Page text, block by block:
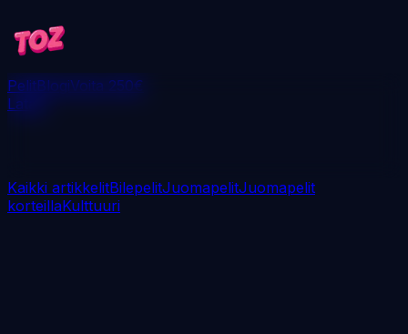
PelitBlogiVoita 250€
Lataa
Kaikki artikkelitBilepelitJuomapelitJuomapelit
korteillaKulttuuri